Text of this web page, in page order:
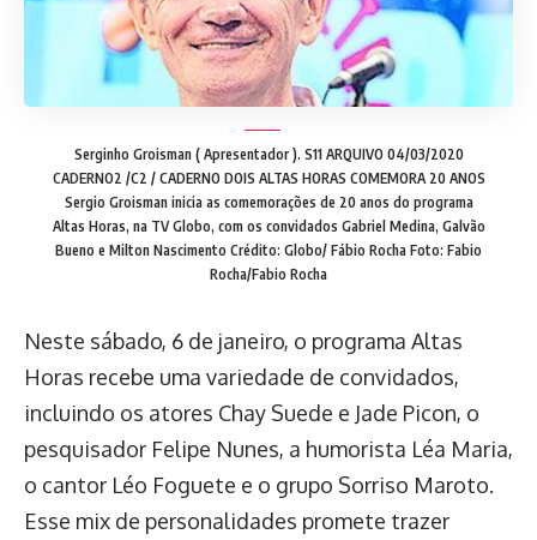
Serginho Groisman ( Apresentador ). S11 ARQUIVO 04/03/2020
CADERNO2 /C2 / CADERNO DOIS ALTAS HORAS COMEMORA 20 ANOS
Sergio Groisman inicia as comemorações de 20 anos do programa
Altas Horas, na TV Globo, com os convidados Gabriel Medina, Galvão
Bueno e Milton Nascimento Crédito: Globo/ Fábio Rocha Foto: Fabio
Rocha/Fabio Rocha
Neste sábado, 6 de janeiro, o programa Altas
Horas recebe uma variedade de convidados,
incluindo os atores Chay Suede e Jade Picon, o
pesquisador Felipe Nunes, a humorista Léa Maria,
o cantor Léo Foguete e o grupo Sorriso Maroto.
Esse mix de personalidades promete trazer